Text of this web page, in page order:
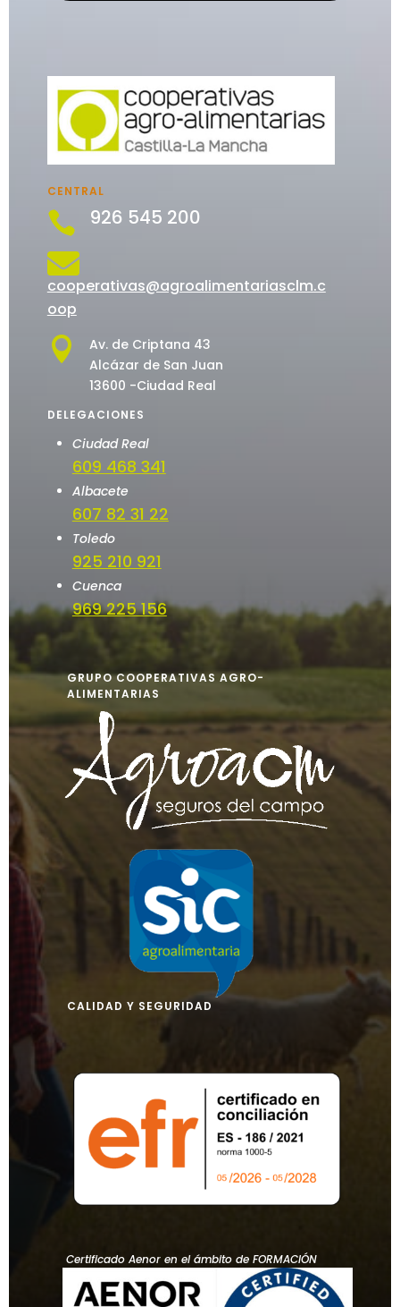
CENTRAL
 926 545 200

cooperativas@agroalimentariasclm.c
oop

Av. de Criptana 43
Alcázar de San Juan
13600 -Ciudad Real
DELEGACIONES
Ciudad Real
609 468 341
Albacete
607 82 31 22
Toledo
925 210 921
Cuenca
969 225 156
GRUPO COOPERATIVAS AGRO-
ALIMENTARIAS
CALIDAD Y SEGURIDAD
Certificado Aenor en el ámbito de FORMACIÓN